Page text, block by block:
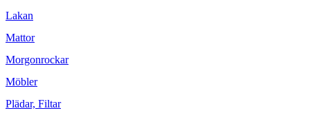
Lakan
Mattor
Morgonrockar
Möbler
Plädar, Filtar